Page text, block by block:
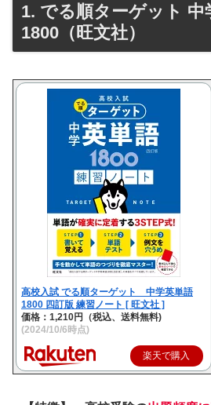
1. でる順ターゲット 中
1800（旺文社）
高校入試 でる順ターゲット 中学英単語
1800 四訂版 練習ノート [ 旺文社 ]
価格：1,210円（税込、送料無料)
(2024/10/6時点)
楽天で購入